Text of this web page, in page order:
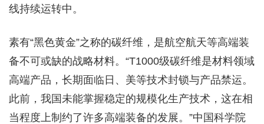
线持续运转中。
素有“黑色黄金”之称的碳纤维，是航空航天等高端装
备不可或缺的战略材料。“T1000级碳纤维是材料领域
高端产品，长期面临日、美等技术封锁与产品禁运。
此前，我国未能掌握稳定的规模化生产技术，这在相
当程度上制约了许多高端装备的发展。”中国科学院